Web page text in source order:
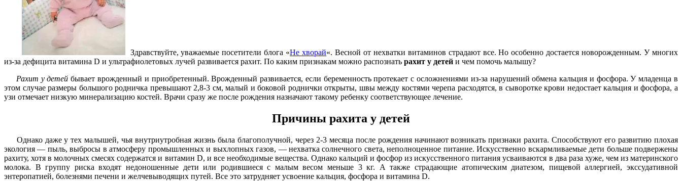
Здравствуйте, уважаемые посетители блога «Не хворай«. Весной от нехватки витаминов страдают все. Но особен­но достается новорожденным. У многих
из-за дефицита витамина D и ультрафиолетовых лучей развивается ра­хит. По каким признакам можно распознать рахит у детей и чем помочь малышу?
Рахит у детей бывает врожденный и приобретенный. Врожденный развивается, если беременность протекает с осложнениями из-за нарушений обмена кальция и фосфора. У младенца в
этом слу­чае размеры большого роднич­ка превышают 2,8-3 см, малый и боковой роднички открыты, швы между костями черепа расходят­ся, в сыворотке крови недостает кальция и фосфора, а
узи отме­чает низкую минерализацию костей. Врачи сразу же после рож­дения назначают такому ребен­ку соответствующее лечение.
Причины рахита у детей
Однако даже у тех малышей, чья внутриутробная жизнь была благополучной, через 2-3 меся­ца после рождения начинают возникать признаки рахита. Спо­собствуют его развитию плохая
экология — пыль, выбросы в ат­мосферу промышленных и вы­хлопных газов, — нехватка солнечного света, неполноценное питание. Искусственно вскармливаемые дети больше подвер­жены
рахиту, хотя в молочных смесях содержатся и витамин D, и все необходимые вещества. Однако кальций и фосфор из ис­кусственного питания усваивают­ся в два раза хуже, чем из мате­ринского
молока. В группу риска входят недоношенные дети или родившиеся с малым весом ­меньше 3 кг. А также страдаю­щие атопическим диатезом, пи­щевой аллергией, экссудативной
энтеропатией, болезнями печени и желчевыводящих путей. Все это затрудняет усвоение кальция, фосфора и витамина D.